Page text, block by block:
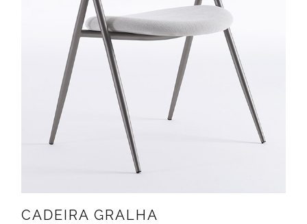
CADEIRA GRALHA